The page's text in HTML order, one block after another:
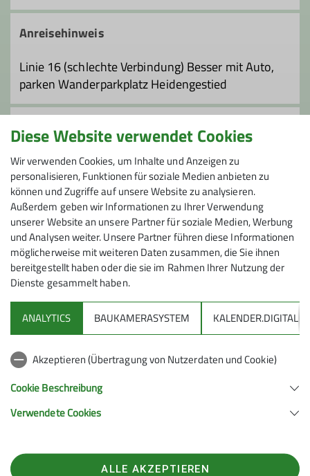
Anreisehinweis
Linie 16 (schlechte Verbindung) Besser mit Auto,
parken Wanderparkplatz Heidengestied
Anmeldung
Wir gehen auch bei schlechtem Wetter. Bei
Dauerregen wird die Tour abgesagt. In diesem Falle
ist mit der Tourenleiterin am Vorabend oder am
Morgen telefonisch oder per WhatsApp Kontakt
aufzunehmen (0173-5411826)
DAV Infos zu Bergsport allgemein
Deutscher Alpenverein (DAV) Friedrichshafen e.V.
Telefon +49754122361
Diese Website verwendet Cookies
Wir verwenden Cookies, um Inhalte und Anzeigen zu
personalisieren, Funktionen für soziale Medien anbieten zu
können und Zugriffe auf unsere Website zu analysieren.
Außerdem geben wir Informationen zu Ihrer Verwendung
unserer Website an unsere Partner für soziale Medien, Werbung
und Analysen weiter. Unsere Partner führen diese Informationen
möglicherweise mit weiteren Daten zusammen, die Sie ihnen
bereitgestellt haben oder die sie im Rahmen Ihrer Nutzung der
Dienste gesammelt haben.
ANALYTICS BAUKAMERASYSTEM KALENDER.DIGITAL
Akzeptieren (Übertragung von Nutzerdaten und Cookie)
Cookie Beschreibung
Verwendete Cookies
ALLE AKZEPTIEREN